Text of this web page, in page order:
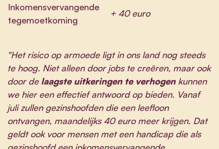
Inkomensvervangende
tegemoetkoming
+ 40 euro
"Het risico op armoede ligt in ons land nog steeds
te hoog. Niet alleen door jobs te creëren, maar ook
door de laagste uitkeringen te verhogenkunnen
we hier een effectief antwoord op bieden. Vanaf
juli zullen gezinshoofden die een leefloon
ontvangen, maandelijks 40 euro meer krijgen. Dat
geldt ook voor mensen met een handicap die als
gezinshoofd een inkomensvervangende